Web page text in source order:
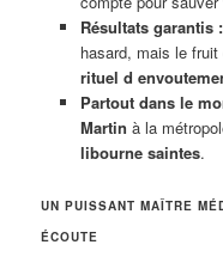
Résultats garantis :
hasard, mais le fruit
rituel d
Partout dans le
Martin à la
libourne saintes.
UN PUISSANT MAÎTRE
ÉCOUTE